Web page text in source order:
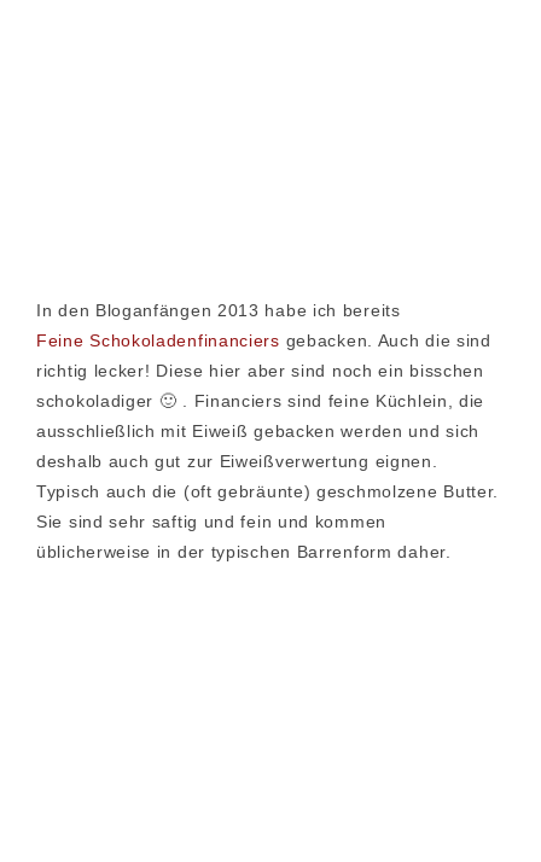
In den Bloganfängen 2013 habe ich bereits
Feine Schokoladenfinanciers gebacken. Auch die sind
richtig lecker! Diese hier aber sind noch ein bisschen
schokoladiger 🙂 . Financiers sind feine Küchlein, die
ausschließlich mit Eiweiß gebacken werden und sich
deshalb auch gut zur Eiweißverwertung eignen.
Typisch auch die (oft gebräunte) geschmolzene Butter.
Sie sind sehr saftig und fein und kommen
üblicherweise in der typischen Barrenform daher.